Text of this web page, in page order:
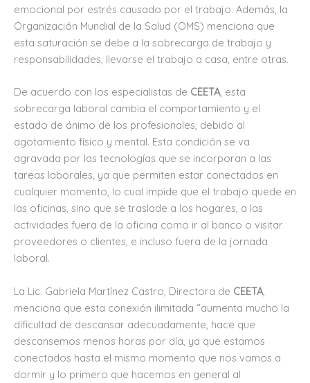
emocional por estrés causado por el trabajo. Además, la
Organización Mundial de la Salud (OMS) menciona que
esta saturación se debe a la sobrecarga de trabajo y
responsabilidades, llevarse el trabajo a casa, entre otras.
De acuerdo con los especialistas de CEETA, esta
sobrecarga laboral cambia el comportamiento y el
estado de ánimo de los profesionales, debido al
agotamiento físico y mental. Esta condición se va
agravada por las tecnologías que se incorporan a las
tareas laborales, ya que permiten estar conectados en
cualquier momento, lo cual impide que el trabajo quede en
las oficinas, sino que se traslade a los hogares, a las
actividades fuera de la oficina como ir al banco o visitar
proveedores o clientes, e incluso fuera de la jornada
laboral.
La Lic. Gabriela Martínez Castro, Directora de CEETA,
menciona que esta conexión ilimitada “aumenta mucho la
dificultad de descansar adecuadamente, hace que
descansemos menos horas por día, ya que estamos
conectados hasta el mismo momento que nos vamos a
dormir y lo primero que hacemos en general al